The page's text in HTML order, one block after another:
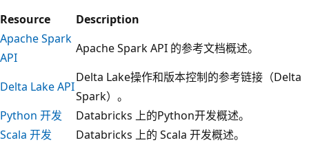
Resource
Description
Apache Spark
API
Apache Spark API 的参考文档概述。
Delta Lake API
Delta Lake操作和版本控制的参考链接（Delta
Spark）。
Python 开发
Databricks 上的Python开发概述。
Scala 开发
Databricks 上的 Scala 开发概述。